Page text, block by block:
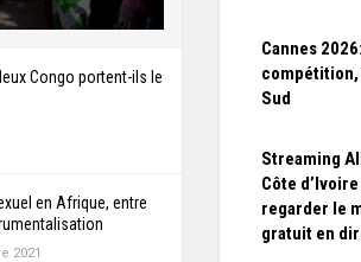
Congo portent-ils le
en Afrique, entre
2021
Cannes
compétition,
Sud
Streaming
Côte
regarder le
gratuit en